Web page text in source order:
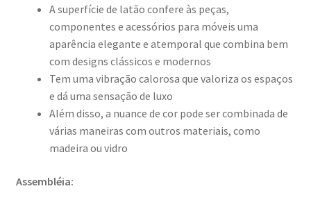
A superfície de latão confere às peças,
componentes e acessórios para móveis uma
aparência elegante e atemporal que combina bem
com designs clássicos e modernos
Tem uma vibração calorosa que valoriza os espaços
e dá uma sensação de luxo
Além disso, a nuance de cor pode ser combinada de
várias maneiras com outros materiais, como
madeira ou vidro
Assembléia: